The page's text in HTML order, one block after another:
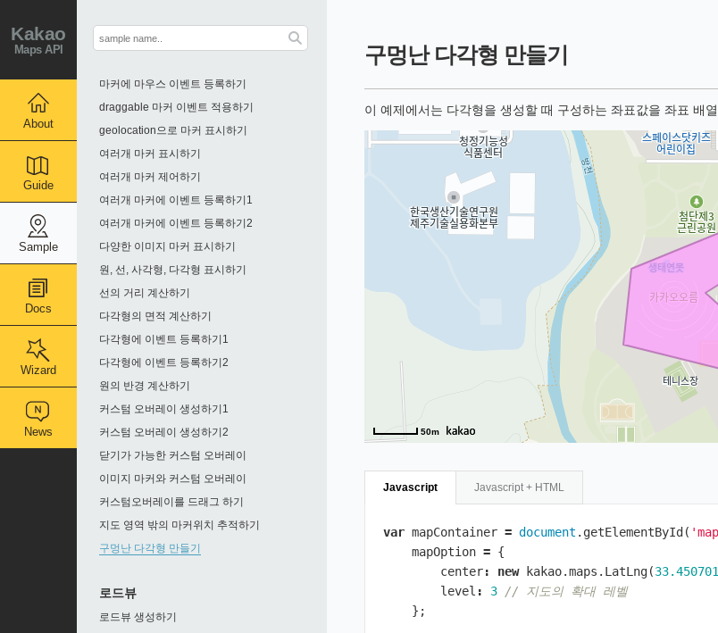
Kakao
Maps API
About
Guide
Sample
Docs
Wizard
News
마커에 인포윈도우 표시하기
마커에 마우스 이벤트 등록하기
draggable 마커 이벤트 적용하기
geolocation으로 마커 표시하기
여러개 마커 표시하기
여러개 마커 제어하기
여러개 마커에 이벤트 등록하기1
여러개 마커에 이벤트 등록하기2
다양한 이미지 마커 표시하기
원, 선, 사각형, 다각형 표시하기
선의 거리 계산하기
다각형의 면적 계산하기
다각형에 이벤트 등록하기1
다각형에 이벤트 등록하기2
원의 반경 계산하기
커스텀 오버레이 생성하기1
커스텀 오버레이 생성하기2
닫기가 가능한 커스텀 오버레이
이미지 마커와 커스텀 오버레이
커스텀오버레이를 드래그 하기
지도 영역 밖의 마커위치 추적하기
구멍난 다각형 만들기
로드뷰
로드뷰 생성하기
구멍난 다각형 만들기
이 예제에서는 다각형을 생성할 때 구성하는 좌표값을 좌표 배
50m
Javascript
var mapContainer = document . getElementById (
mapOption = {
center: new kakao.maps . LatLng(33.450701
level : 3
// 지도의 확대 레벨
};
Javascript + HTML